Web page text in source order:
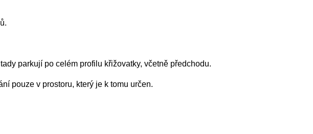
parkují po celém profilu křižovatky, včetně předchodu.
v prostoru, který je k tomu určen.